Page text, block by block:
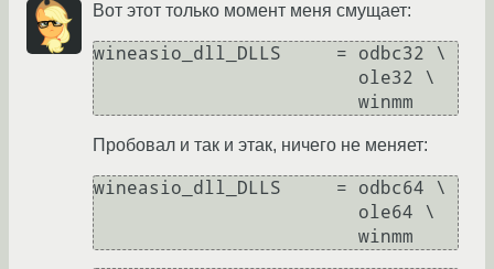
Вот этот только момент меня смущает:
wineasio_dll_DLLS     = odbc32 \
Пробовал и так и этак, ничего не меняет:
wineasio_dll_DLLS     = odbc64 \